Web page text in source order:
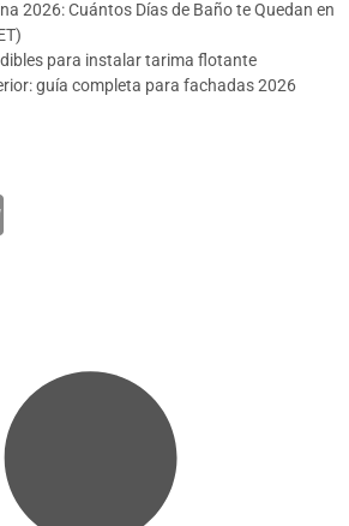
2026: Cuántos Días de Baño te Quedan en
para instalar tarima flotante
guía completa para fachadas 2026